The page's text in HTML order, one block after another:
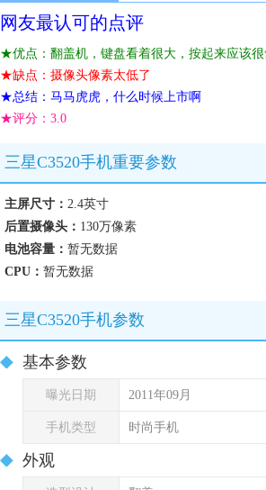
网友最认可的点评
★优点：翻盖机，键盘看着很大，按起来应该
★缺点：摄像头像素太低了
★总结：马马虎虎，什么时候上市啊
★评分： 3.0
三星C3520手机重要参数
主屏尺寸： 2.4英寸
后置摄像头： 130万像素
电池容量： 暂无数据
CPU： 暂无数据
三星C3520手机参数
基本参数
曝光日期 2011年09月
手机类型 时尚手机
外观